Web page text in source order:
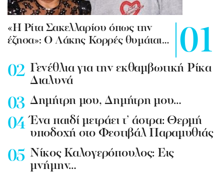
«Η Ρίτα Σακελλαρίου όπως την
έζησα»: Ο Λάκης Κορρές θυμάται…
Γενέθλια για την εκθαμβωτική Ρίκα
Διαλυνά
Δημήτρη μου, Δημήτρη μου…
Ένα παιδί μετράει τ’ άστρα: Θερμή
υποδοχή στο Φεστιβάλ Παραμυθιάς
Νίκος Καλογερόπουλος: Εις
μνήμην…